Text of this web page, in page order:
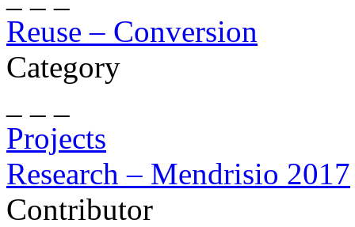
Reuse – Conversion
Category
Projects
Research – Mendrisio 2017
Contributor